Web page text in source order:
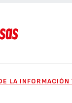
LA INFORMACIÓN